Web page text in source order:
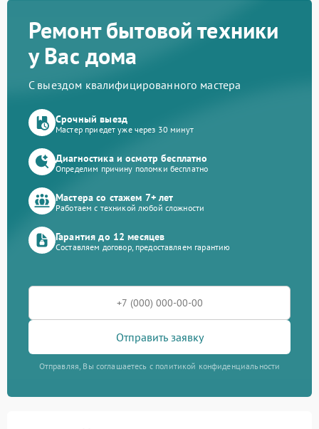
Ремонт бытовой техники
у Вас дома
С выездом квалифицированного мастера
Срочный выезд
Мастер приедет уже через 30 минут
Диагностика и осмотр бесплатно
Определим причину поломки бесплатно
Мастера со стажем 7+ лет
Работаем с техникой любой сложности
Гарантия до 12 месяцев
Составляем договор, предоставляем гарантию
Отправить заявку
Отправляя, Вы соглашаетесь с политикой конфиденциальности